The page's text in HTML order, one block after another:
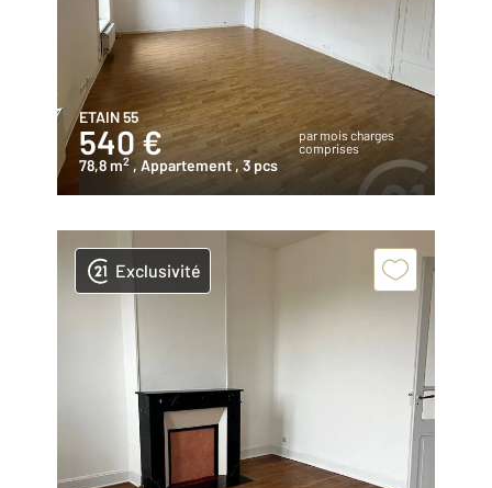
ETAIN 55
540 €
par mois charges
comprises
78,8 m2 , Appartement , 3 pcs
Exclusivité